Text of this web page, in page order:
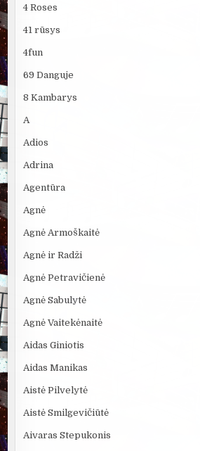
4 Roses
41 rūsys
4fun
69 Danguje
8 Kambarys
A
Adios
Adrina
Agentūra
Agnė
Agnė Armoškaitė
Agnė ir Radži
Agnė Petravičienė
Agnė Sabulytė
Agnė Vaitekėnaitė
Aidas Giniotis
Aidas Manikas
Aistė Pilvelytė
Aistė Smilgevičiūtė
Aivaras Stepukonis